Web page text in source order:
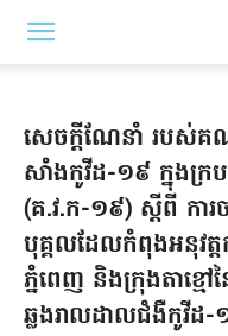
សេចក្តីណែនាំ របស់គណ
សាំងកូវីដ-១៩ ក្នុងក្រ
(គ.វ.ក-១៩) ស្តីពី ក
បុគ្គលដែលកំពុងអនុវត្ត
ភ្នំពេញ និងក្រុងតាខ្មៅ
ឆ្លងរាលដាលជំងឺកូវីដ